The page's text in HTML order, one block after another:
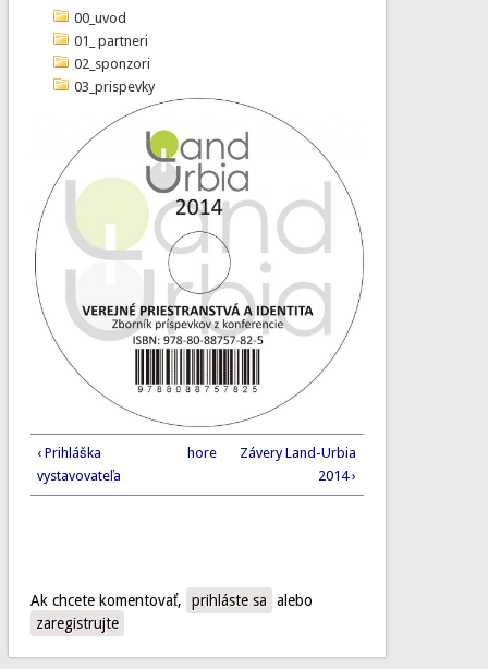
00_uvod
01_ partneri
02_sponzori
03_prispevky
‹ Prihláška
vystavovateľa
hore
Závery Land-Urbia
2014 ›
Ak chcete komentovať, prihláste sa
alebo
zaregistrujte